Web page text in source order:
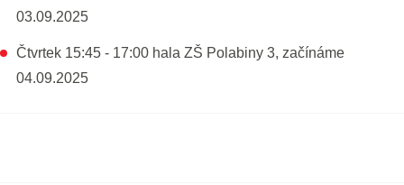
03.09.2025
Čtvrtek 15:45 - 17:00 hala ZŠ Polabiny 3, začínáme
04.09.2025